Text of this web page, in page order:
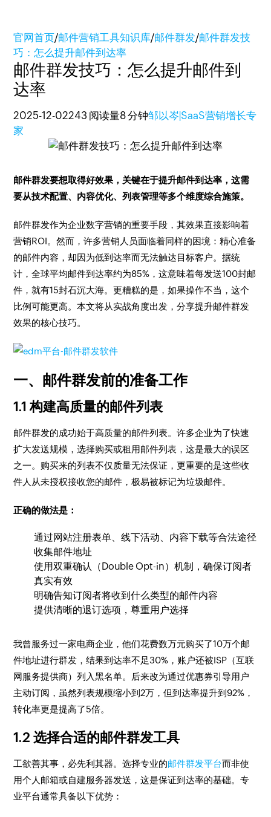
官网首页/邮件营销工具知识库/邮件群发/邮件群发技
巧：怎么提升邮件到达率
邮件群发技巧：怎么提升邮件到
达率
2025-12-02243 阅读量8 分钟邹以岑|SaaS营销增长专
家
邮件群发要想取得好效果，关键在于提升邮件到达率，这需
要从技术配置、内容优化、列表管理等多个维度综合施策。
邮件群发作为企业数字营销的重要手段，其效果直接影响着
营销ROI。然而，许多营销人员面临着同样的困境：精心准备
的邮件内容，却因为低到达率而无法触达目标客户。据统
计，全球平均邮件到达率约为85%，这意味着每发送100封邮
件，就有15封石沉大海。更糟糕的是，如果操作不当，这个
比例可能更高。本文将从实战角度出发，分享提升邮件群发
效果的核心技巧。
一、邮件群发前的准备工作
1.1 构建高质量的邮件列表
邮件群发的成功始于高质量的邮件列表。许多企业为了快速
扩大发送规模，选择购买或租用邮件列表，这是最大的误区
之一。购买来的列表不仅质量无法保证，更重要的是这些收
件人从未授权接收您的邮件，极易被标记为垃圾邮件。
正确的做法是：
通过网站注册表单、线下活动、内容下载等合法途径
收集邮件地址
使用双重确认（Double Opt-in）机制，确保订阅者
真实有效
明确告知订阅者将收到什么类型的邮件内容
提供清晰的退订选项，尊重用户选择
我曾服务过一家电商企业，他们花费数万元购买了10万个邮
件地址进行群发，结果到达率不足30%，账户还被ISP（互联
网服务提供商）列入黑名单。后来改为通过优惠券引导用户
主动订阅，虽然列表规模缩小到2万，但到达率提升到92%，
转化率更是提高了5倍。
1.2 选择合适的邮件群发工具
工欲善其事，必先利其器。选择专业的邮件群发平台而非使
用个人邮箱或自建服务器发送，这是保证到达率的基础。专
业平台通常具备以下优势：